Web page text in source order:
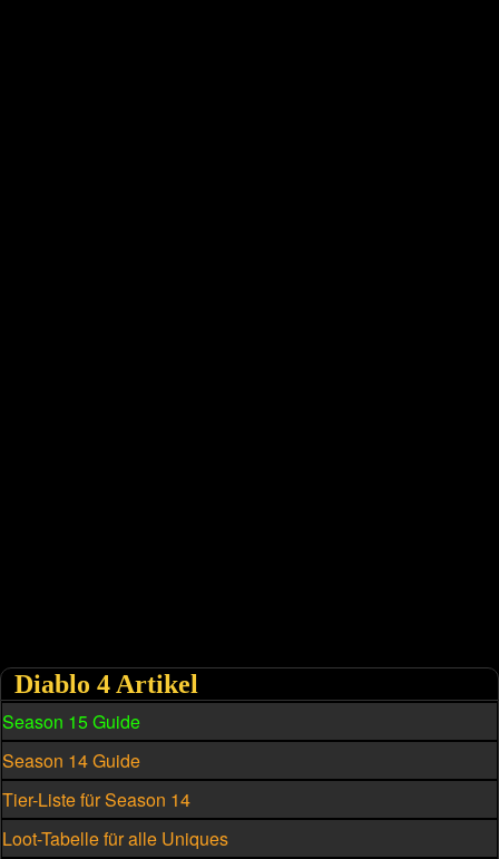
Diablo 4 Artikel
Season 15 Guide
Season 14 Guide
Tier-Liste für Season 14
Loot-Tabelle für alle Uniques